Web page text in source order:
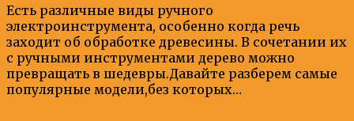
Есть различные виды ручного
электроинструмента, особенно когда речь
заходит об обработке древесины. В сочетании их
с ручными инструментами дерево можно
превращать в шедевры.Давайте разберем самые
популярные модели,без которых…